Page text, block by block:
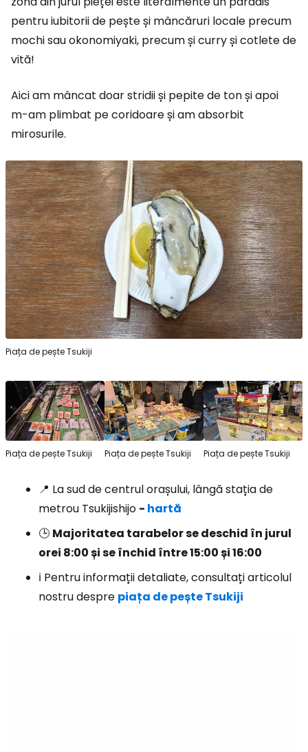
pentru iubitorii de pește și mâncăruri locale precum
mochi sau okonomiyaki, precum și curry și cotlete de
vită!
Aici am mâncat doar stridii și pepite de ton și apoi
m-am plimbat pe coridoare și am absorbit
mirosurile.
Piața de pește Tsukiji
Piața de pește Tsukiji Piața de pește Tsukiji Piața de pește Tsukiji
📍 La sud de centrul orașului, lângă stația de
metrou Tsukijishijo - hartă
🕒 Majoritatea tarabelor se deschid în jurul
orei 8:00 și se închid între 15:00 și 16:00
ℹ️ Pentru informații detaliate, consultați articolul
nostru despre piața de pește Tsukiji